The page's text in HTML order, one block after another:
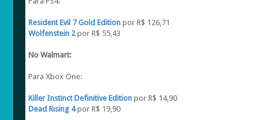
Resident Evil 7 Gold Edition por R$ 126,71
Wolfenstein 2por R$ 55,43
No Walmart:
Para Xbox One:
Killer Instinct Definitive Edition por R$ 14,90
Dead Rising 4por R$ 19,90